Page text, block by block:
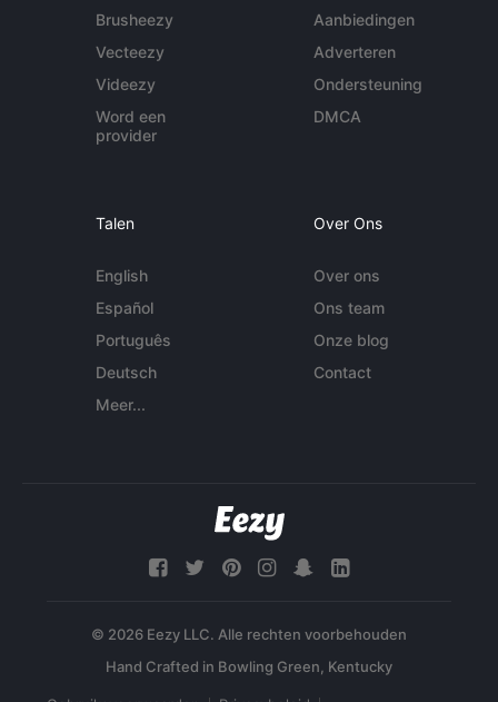
Brusheezy
Vecteezy
Videezy
Word een
provider
Aanbiedingen
Adverteren
Ondersteuning
DMCA
Talen
English
Español
Português
Deutsch
Meer...
Over Ons
Over ons
Ons team
Onze blog
Contact
© 2026 Eezy LLC. Alle rechten voorbehouden